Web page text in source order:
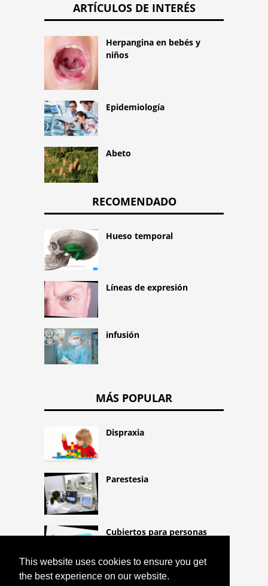
This website uses cookies to ensure you get
the best experience on our website.
ARTÍCULOS DE INTERÉS
Herpangina en bebés y
niños
Epidemiología
Abeto
RECOMENDADO
Hueso temporal
Líneas de expresión
infusión
MÁS POPULAR
Dispraxia
Parestesia
Cubiertos para personas
personas con movilidad